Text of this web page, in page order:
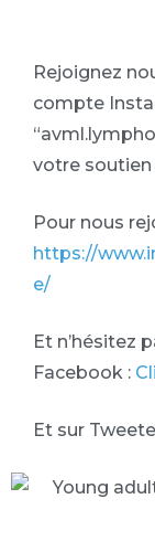
Rejoignez
compte
votre soutien
Pour nous
https://
e/
Et n’hésitez
Facebook :
Et sur